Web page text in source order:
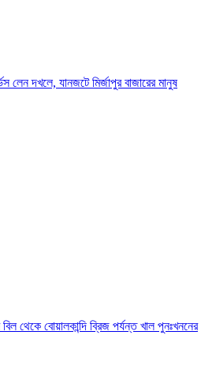
লেন দখলে, যানজটে মির্জাপুর বাজারের মানুষ
বিল থেকে বোয়ালকান্দি ব্রিজ পর্যন্ত খাল পুনঃখননের